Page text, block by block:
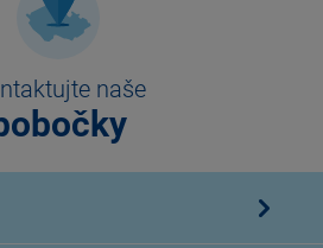
naše